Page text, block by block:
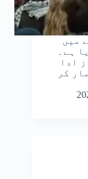
میں
ہے۔
ادا
کر